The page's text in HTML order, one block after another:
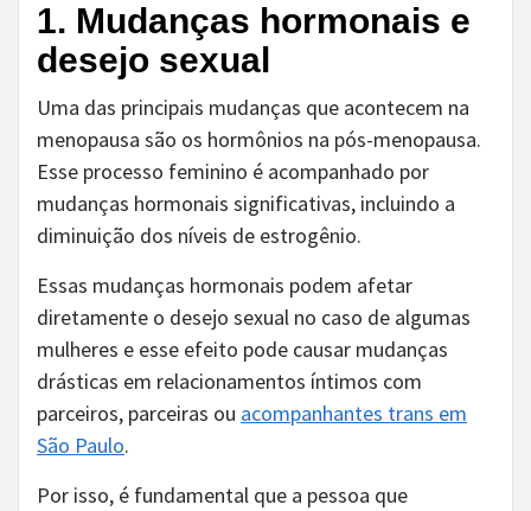
1. Mudanças hormonais e
desejo sexual
Uma das principais mudanças que acontecem na
menopausa são os hormônios na pós-menopausa.
Esse processo feminino é acompanhado por
mudanças hormonais significativas, incluindo a
diminuição dos níveis de estrogênio.
Essas mudanças hormonais podem afetar
diretamente o desejo sexual no caso de algumas
mulheres e esse efeito pode causar mudanças
drásticas em relacionamentos íntimos com
parceiros, parceiras ou acompanhantes trans em
São Paulo.
Por isso, é fundamental que a pessoa que